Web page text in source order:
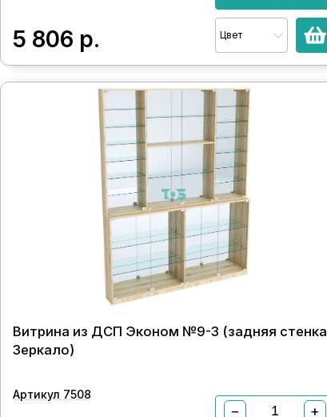
5 806 р. Цвет
Витрина из ДСП Эконом №9-3 (задняя стенка
Зеркало)
Артикул 7508
− +